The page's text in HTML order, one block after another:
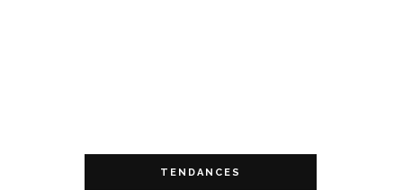
TENDANCES